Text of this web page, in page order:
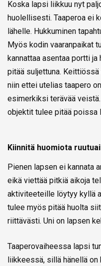
Koska lapsi liikkuu nyt
huolellisesti. Taaperoa ei
lähelle. Hukkuminen
Myös kodin vaaranpaikat
kannattaa asentaa portti
pitää suljettuna.
niin ettei utelias taapero
esimerkiksi terävää
objektit tulee pitää poissa
Kiinnitä huomiota
Pienen lapsen ei kannata
eikä viettää pitkiä aikoja
aktiviteeteille löytyy kyllä
tulee myös pitää huolta
riittävästi. Uni on lapsen
Taaperovaiheessa lapsi
liikkeessä, sillä hänellä